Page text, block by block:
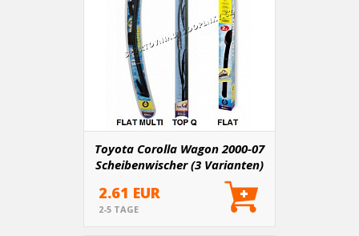
Toyota Corolla Wagon 2000-07
Scheibenwischer (3 Varianten)
2.61 EUR
2-5 TAGE